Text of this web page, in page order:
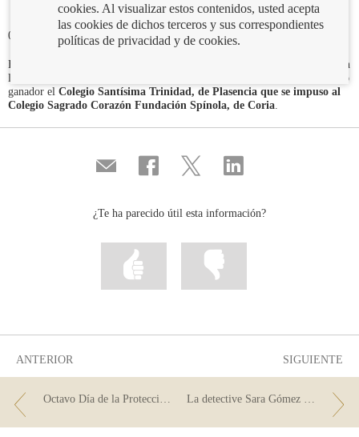
04/10/2021
Hoy se ha celebrado la final del Concurso de Conocimientos Financieros en
la sede central del Banco de España entre dos colegios cacereños resultando
ganador el Colegio Santísima Trinidad, de Plasencia que se impuso al
Colegio Sagrado Corazón Fundación Spínola, de Coria.
Compartir
por
Compartir
en
Compartir
en
Compartir
en
¿Te ha parecido útil esta información?
Marcar
información
ANTERIOR
Octavo Día de la Protección al Consumidor
SIGUIENTE
La detective Sara Gómez nos habla de Educación financiera
cookies. Al visualizar estos contenidos, usted acepta
las cookies de dichos terceros y sus correspondientes
políticas de privacidad y de cookies.